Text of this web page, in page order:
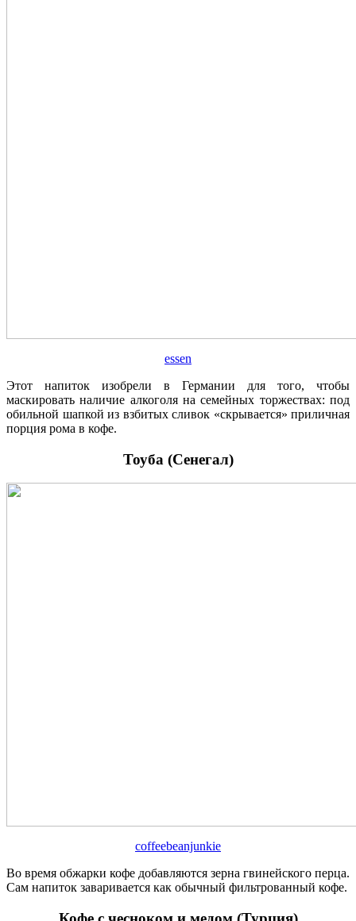
essen
Этот напиток изобрели в Германии для того, чтобы
маскировать наличие алкоголя на семейных торжествах: под
обильной шапкой из взбитых сливок «скрывается» приличная
порция рома в кофе.
Тоуба (Сенегал)
coffeebeanjunkie
Во время обжарки кофе добавляются зерна гвинейского перца.
Сам напиток заваривается как обычный фильтрованный кофе.